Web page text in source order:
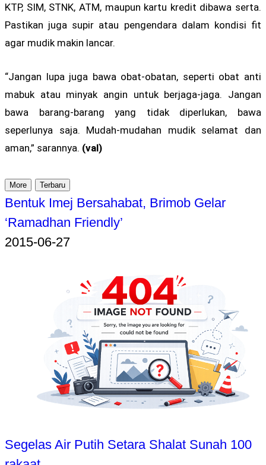
KTP, SIM, STNK, ATM, maupun kartu kredit dibawa serta.
Pastikan juga supir atau pengendara dalam kondisi fit
agar mudik makin lancar.
“Jangan lupa juga bawa obat-obatan, seperti obat anti
mabuk atau minyak angin untuk berjaga-jaga. Jangan
bawa barang-barang yang tidak diperlukan, bawa
seperlunya saja. Mudah-mudahan mudik selamat dan
aman,” sarannya. (val)
More Terbaru
Bentuk Imej Bersahabat, Brimob Gelar
‘Ramadhan Friendly’
2015-06-27
Segelas Air Putih Setara Shalat Sunah 100